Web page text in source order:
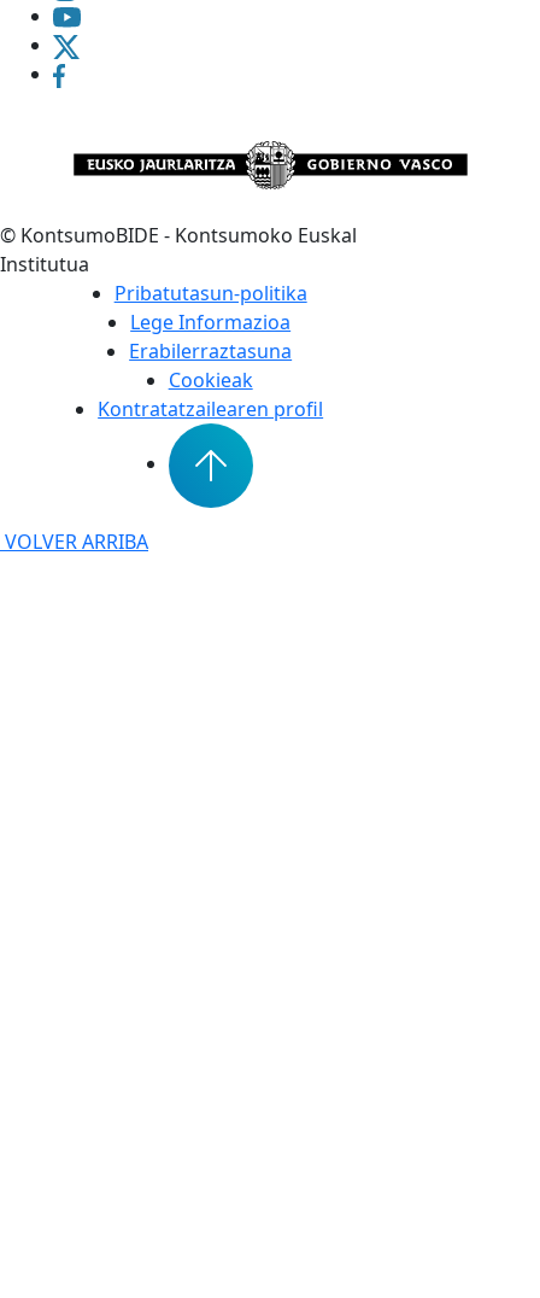
© KontsumoBIDE - Kontsumoko Euskal
Institutua
Pribatutasun-politika
Lege Informazioa
Erabilerraztasuna
Cookieak
Kontratatzailearen profil
VOLVER ARRIBA